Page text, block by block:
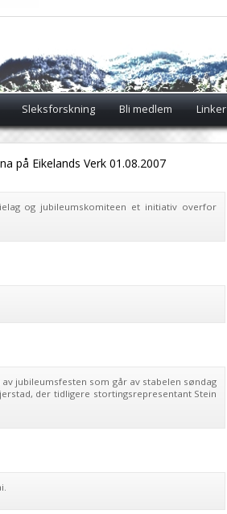
Sleksforskning Bli medlem Linker
på Eikelands Verk 01.08.2007
og jubileumskomiteen et initiativ overfor
jubileumsfesten som går av stabelen søndag
der tidligere stortingsrepresentant Stein